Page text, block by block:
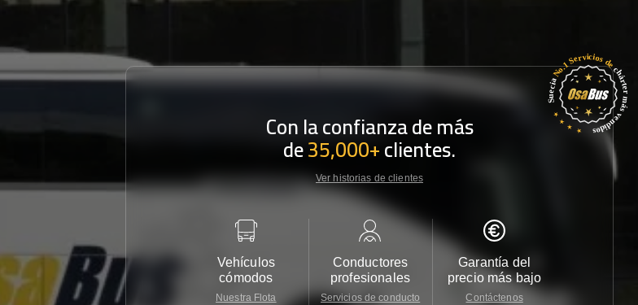
Con la confianza de más
de35,000+clientes.
Ver historias de clientes
Vehículos
cómodos
Nuestra Flota
Conductores
profesionales
Servicios de conducto
Garantía del
precio más bajo
Contáctenos